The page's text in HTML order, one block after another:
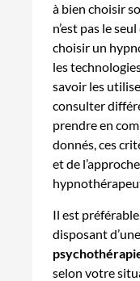
à bien choisir
n’est pas le
choisir un
les
savoir les
consulter
prendre en
donnés, ces
et de
Il est
disposant
selon votre